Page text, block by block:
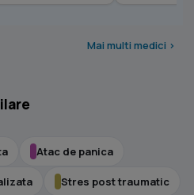
Mai multi medici >
Atac de panica
Stres post traumatic